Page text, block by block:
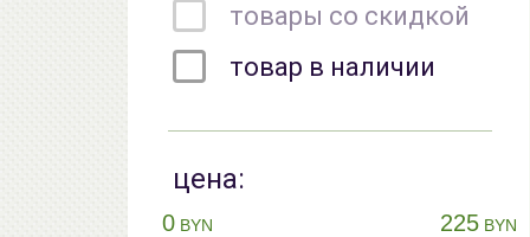
товары со скидкой
товар в наличии
цена:
0 BYN 225 BYN